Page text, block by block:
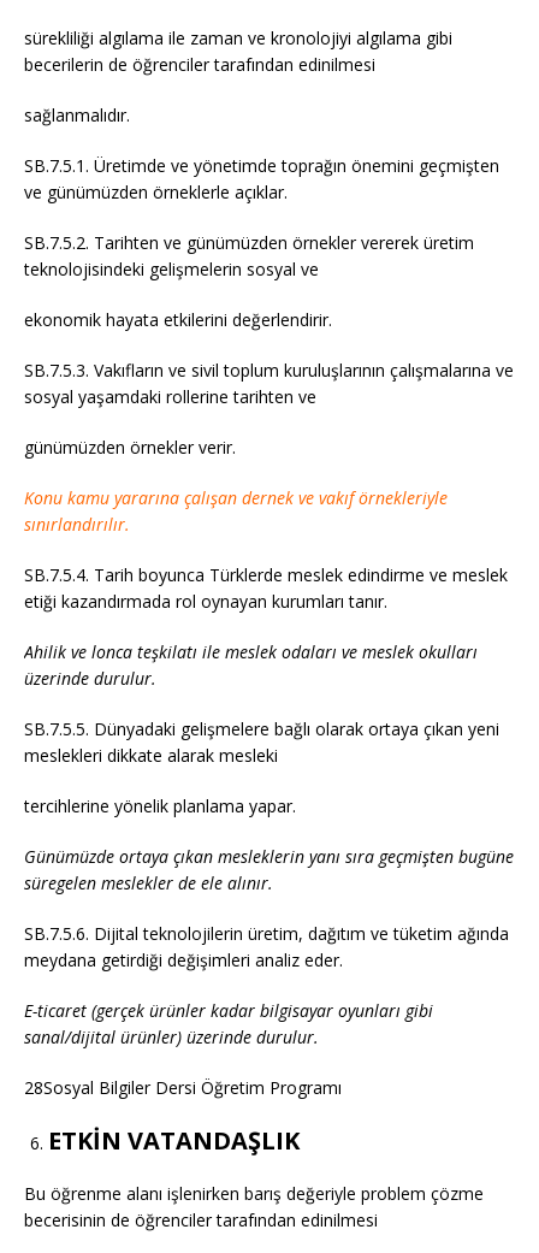
sürekliliği algılama ile zaman ve kronolojiyi algılama gibi
becerilerin de öğrenciler tarafından edinilmesi
sağlanmalıdır.
SB.7.5.1. Üretimde ve yönetimde toprağın önemini geçmişten
ve günümüzden örneklerle açıklar.
SB.7.5.2. Tarihten ve günümüzden örnekler vererek üretim
teknolojisindeki gelişmelerin sosyal ve
ekonomik hayata etkilerini değerlendirir.
SB.7.5.3. Vakıfların ve sivil toplum kuruluşlarının çalışmalarına ve
sosyal yaşamdaki rollerine tarihten ve
günümüzden örnekler verir.
Konu kamu yararına çalışan dernek ve vakıf örnekleriyle
sınırlandırılır.
SB.7.5.4. Tarih boyunca Türklerde meslek edindirme ve meslek
etiği kazandırmada rol oynayan kurumları tanır.
Ahilik ve lonca teşkilatı ile meslek odaları ve meslek okulları
üzerinde durulur.
SB.7.5.5. Dünyadaki gelişmelere bağlı olarak ortaya çıkan yeni
meslekleri dikkate alarak mesleki
tercihlerine yönelik planlama yapar.
Günümüzde ortaya çıkan mesleklerin yanı sıra geçmişten bugüne
süregelen meslekler de ele alınır.
SB.7.5.6. Dijital teknolojilerin üretim, dağıtım ve tüketim ağında
meydana getirdiği değişimleri analiz eder.
E-ticaret (gerçek ürünler kadar bilgisayar oyunları gibi
sanal/dijital ürünler) üzerinde durulur.
28Sosyal Bilgiler Dersi Öğretim Programı
ETKİN VATANDAŞLIK
Bu öğrenme alanı işlenirken barış değeriyle problem çözme
becerisinin de öğrenciler tarafından edinilmesi